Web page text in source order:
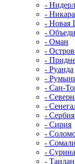
-
-
- Новая
-
- Оман
-
-
- Руанда
-
- Сан-
-
-
- Сербия
- Сирия
-
- Сомали
-
-